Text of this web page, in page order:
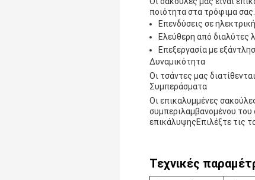
ποιότητα στα τρόφιμα σας.
Επενδύσεις σε
Ελεύθερη από διαλύτες
Επεξεργασία με
Δυναμικότητα
Οι τσάντες μας
Συμπεράσματα
Οι επικαλυμμένες
συμπεριλαμβανομένου
επικάλυψηςΕπιλέξτε τις
Τεχνικές